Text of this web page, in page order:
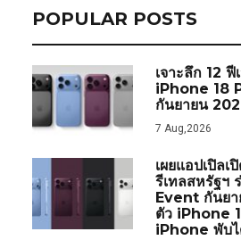
POPULAR POSTS
เจาะลึก 12
iPhone 18
กันยายน
7 Aug,2026
เผยแอปเปิล
รีเทลสหรัฐฯ
Event กันย
ตัว iPhone
iPhone พับ